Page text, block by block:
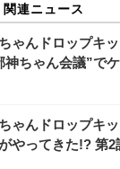
関連ニュース
ゃんドロップキ
神ちゃん会議”で
ゃんドロップキ
やってきた!? 第2